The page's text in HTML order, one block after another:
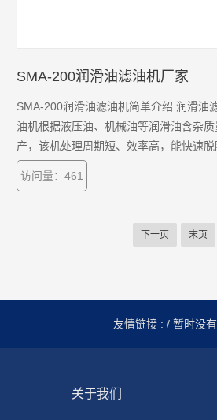
SMA-200润滑油滤油机厂家
SMA-200润滑油滤油机简单介绍 润滑油
油机根据液压油、机械油等润滑油含杂
产，该机处理周期短、效率高，能快速
体、杂质及挥发物（如酒精、汽油、氨气
访问量：461
下一页 末页
友情链接 : / 暂时没
关于我们